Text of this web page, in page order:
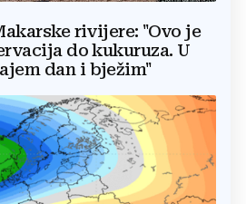
rivijere: "Ovo je
do kukuruza. U
dan i bježim"